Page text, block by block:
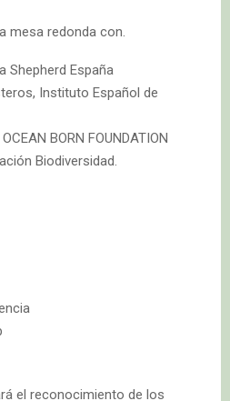
mesa redonda con.
Shepherd España
Instituto Español de
BORN FOUNDATION
Biodiversidad.
el reconocimiento de los